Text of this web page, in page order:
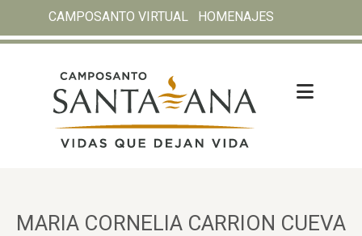
CAMPOSANTO VIRTUAL HOMENAJES
MARIA CORNELIA CARRION CUEVA